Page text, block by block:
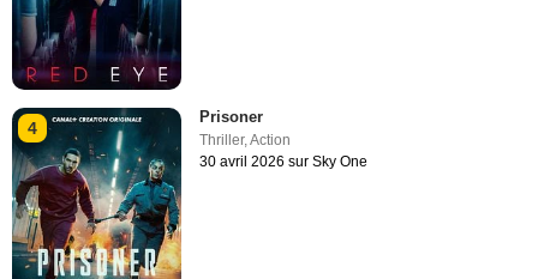
4
Prisoner
Thriller,Action
30 avril 2026 sur Sky One